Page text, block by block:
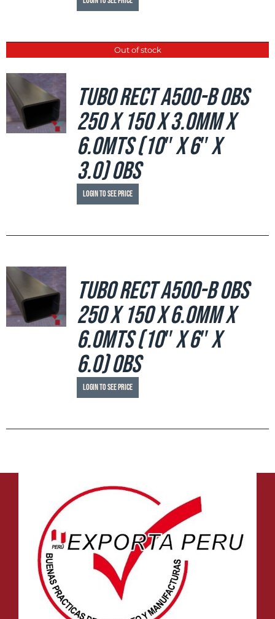
Out of stock
Tubo Rect A500-B OBS
250 x 150 x 3.0mm x
6.0mts (10″ x 6″ x
3.0) OBS
Login to see price
Tubo Rect A500-B OBS
250 x 150 x 6.0mm x
6.0mts (10″ x 6″ x
6.0) OBS
Login to see price